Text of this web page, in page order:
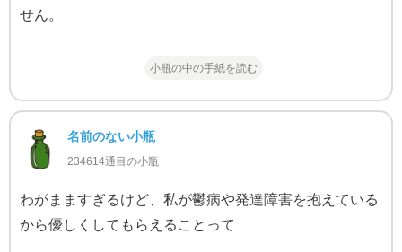
せん。
小瓶の中の手紙を読む
名前のない小瓶
234614通目の小瓶
わがまますぎるけど、私が鬱病や発達障害を抱えている
から優しくしてもらえることって